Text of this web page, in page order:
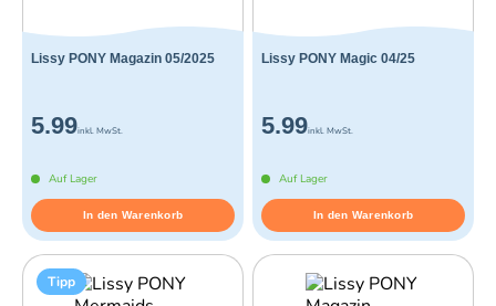
Lissy PONY Magazin 05/2025
5.99inkl. MwSt.
Auf Lager
In den Warenkorb
Lissy PONY Magic 04/25
5.99inkl. MwSt.
Auf Lager
In den Warenkorb
Tipp